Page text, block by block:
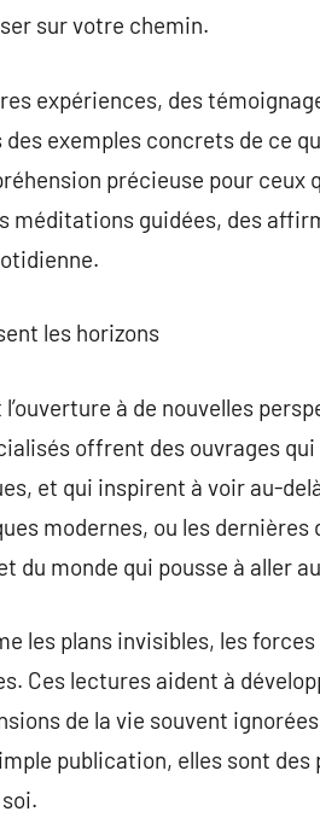
sur votre chemin.
expériences, des
exemples concrets de ce
précieuse pour ceux
méditations guidées, des
les horizons
à de nouvelles
offrent des ouvrages
et qui inspirent à voir au-
modernes, ou les
monde qui pousse à aller
les plans invisibles, les
Ces lectures aident à
de la vie souvent
publication, elles sont